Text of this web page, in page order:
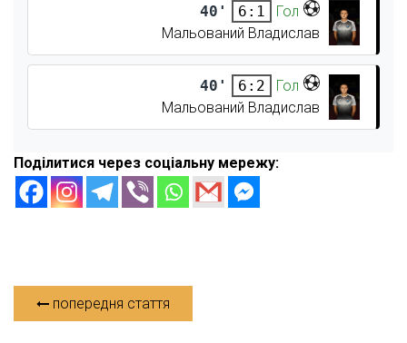
40' 6:1
Гол
Мальований Владислав
40' 6:2
Гол
Мальований Владислав
Поділитися через соціальну мережу:
попередня стаття